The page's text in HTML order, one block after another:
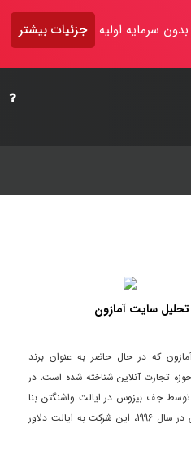
سرمایه اولیه جزئیات بیشتر
سایت آمازون
که در حال حاضر به عنوان برند
حوزه تجارت آنلاین شناخته شده است، در
1994 توسط جف بیزوس در ایالت واشنگتن بنا
شد. سپس در سال 1996، این شرکت به ایالت دلاور